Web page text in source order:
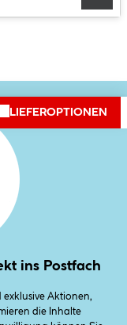
LIEFEROPTIONEN
ins Postfach
exklusive Aktionen,
die Inhalte